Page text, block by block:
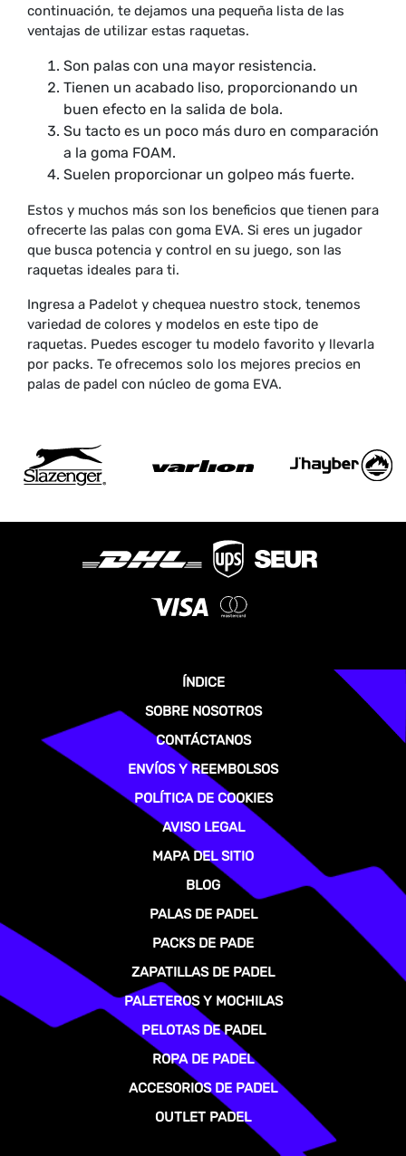
continuación, te dejamos una pequeña lista de las
ventajas de utilizar estas raquetas.
Son palas con una mayor resistencia.
Tienen un acabado liso, proporcionando un
buen efecto en la salida de bola.
Su tacto es un poco más duro en comparación
a la goma FOAM.
Suelen proporcionar un golpeo más fuerte.
Estos y muchos más son los beneficios que tienen para
ofrecerte las palas con goma EVA. Si eres un jugador
que busca potencia y control en su juego, son las
raquetas ideales para ti.
Ingresa a Padelot y chequea nuestro stock, tenemos
variedad de colores y modelos en este tipo de
raquetas. Puedes escoger tu modelo favorito y llevarla
por packs. Te ofrecemos solo los mejores precios en
palas de padel con núcleo de goma EVA.
ÍNDICE
SOBRE NOSOTROS
CONTÁCTANOS
ENVÍOS Y REEMBOLSOS
POLÍTICA DE COOKIES
AVISO LEGAL
MAPA DEL SITIO
BLOG
PALAS DE PADEL
PACKS DE PADE
ZAPATILLAS DE PADEL
PALETEROS Y MOCHILAS
PELOTAS DE PADEL
ROPA DE PADEL
ACCESORIOS DE PADEL
OUTLET PADEL